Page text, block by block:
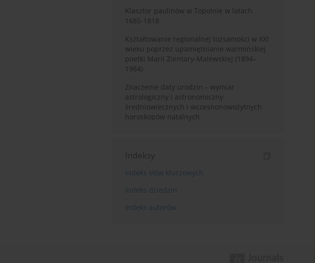
Klasztor paulinów w Topolnie w latach
1685-1818
Kształtowanie regionalnej tożsamości w XXI
wieku poprzez upamiętnianie warmińskiej
poetki Marii Zientary-Malewskiej (1894–
1984)
Znaczenie daty urodzin – wymiar
astrologiczny i astronomiczny
średniowiecznych i wczesnonowożytnych
horoskopów natalnych
Indeksy
Indeks słów kluczowych
Indeks dziedzin
Indeks autorów